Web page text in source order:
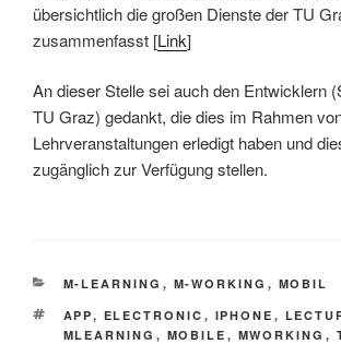
übersichtlich die großen Dienste der TU
zusammenfasst [Link]
An dieser Stelle sei auch den Entwicklern
TU Graz) gedankt, die dies im Rahmen
Lehrveranstaltungen erledigt haben und
zugänglich zur Verfügung stellen.
KATEGORIEN
M-LEARNING , M-WORKING , MOBIL
SCHLAGWÖRTER
APP, ELECTRONIC , IPHONE ,
MLEARNING , MOBILE , MWORKING ,